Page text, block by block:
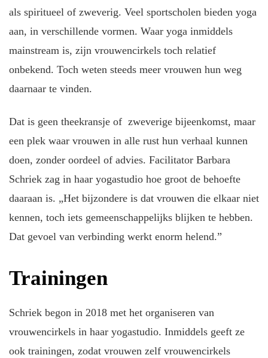
als spiritueel of zweverig. Veel sportscholen bieden yoga
aan, in verschillende vormen. Waar yoga inmiddels
mainstream is, zijn vrouwencirkels toch relatief
onbekend. Toch weten steeds meer vrouwen hun weg
daarnaar te vinden.
Dat is geen theekransje of zweverige bijeenkomst, maar
een plek waar vrouwen in alle rust hun verhaal kunnen
doen, zonder oordeel of advies. Facilitator Barbara
Schriek zag in haar yogastudio hoe groot de behoefte
daaraan is. „Het bijzondere is dat vrouwen die elkaar niet
kennen, toch iets gemeenschappelijks blijken te hebben.
Dat gevoel van verbinding werkt enorm helend.”
Trainingen
Schriek begon in 2018 met het organiseren van
vrouwencirkels in haar yogastudio. Inmiddels geeft ze
ook trainingen, zodat vrouwen zelf vrouwencirkels